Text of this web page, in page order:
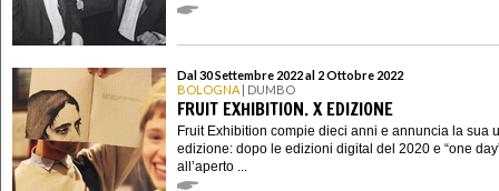
Dal 30 Settembre 2022 al 2 Ottobre 2022
BOLOGNA | DUMBO
FRUIT EXHIBITION. X EDIZIONE
Fruit Exhibition compie dieci anni e annuncia la sua
edizione: dopo le edizioni digital del 2020 e “one
all’aperto ...